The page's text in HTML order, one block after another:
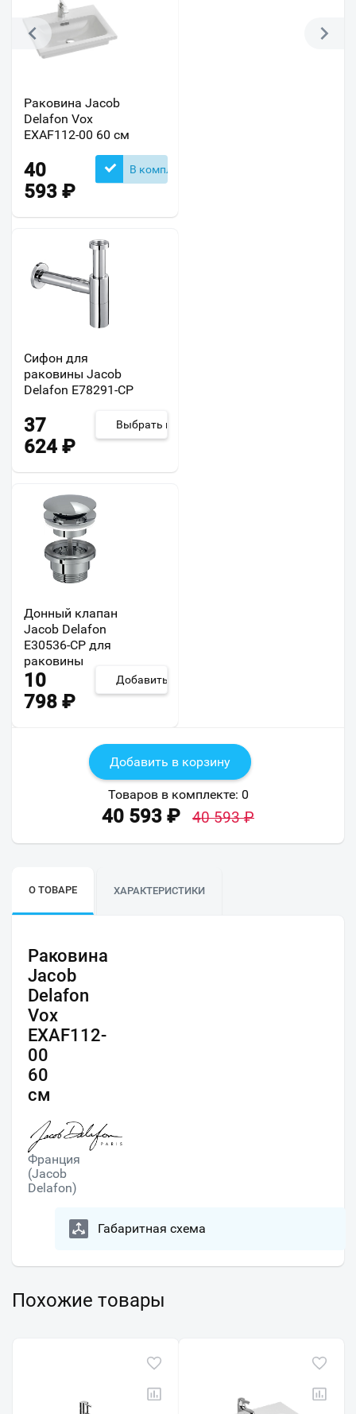
Раковина Jacob
Delafon Vox
EXAF112-00 60 см
40
593 ₽
В комплекте
Сифон для
раковины Jacob
Delafon E78291-CP
37
624 ₽
Выбрать из 2
Донный клапан
Jacob Delafon
E30536-CP для
раковины
10
798 ₽
Добавить
Добавить в корзину
Товаров в комплекте: 0
40 593 ₽ 40 593₽
О ТОВАРЕ ХАРАКТЕРИСТИКИ
Раковина
Jacob
Delafon
Vox
EXAF112-
00
60
см
Франция
(Jacob
Delafon)
Габаритная схема
Похожие товары